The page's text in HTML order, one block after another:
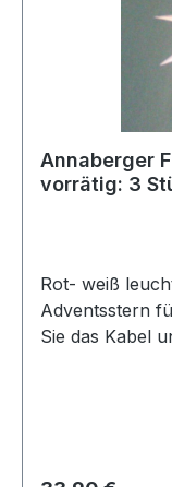
Annaberger
vorrätig: 3
Rot- weiß
Adventsstern
Sie das Kabel